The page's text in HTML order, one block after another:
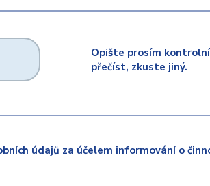
Opište prosím
přečíst, zkuste jiný.
údajů za účelem informování o